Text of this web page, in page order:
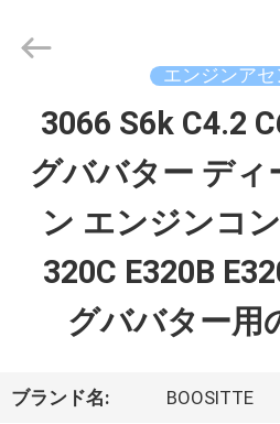
ト
2021
Machinery
エンジンアセ
3066 S6k C4.2
グババター ディ
ン エンジンコ
320C E320B
グババター用
ブランド名: BOOSITTE